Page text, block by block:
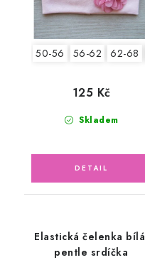
50-56 56-62 62-68
Skladem
125 Kč
Elastická čelenka
pentle srdíčka